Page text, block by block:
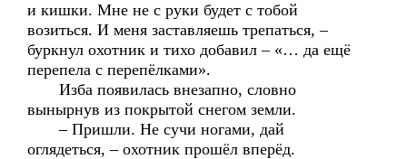
и кишки. Мне не с руки будет с тобой
возиться. И меня заставляешь трепаться, –
буркнул охотник и тихо добавил – «… да ещё
перепела с перепёлками».
Изба появилась внезапно, словно
вынырнув из покрытой снегом земли.
– Пришли. Не сучи ногами, дай
оглядеться, – охотник прошёл вперёд.